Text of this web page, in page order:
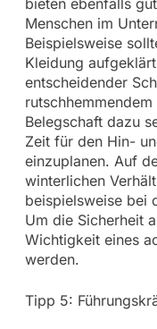
bieten ebenfalls
Menschen im
Beispielsweise
Kleidung
entscheidender
Belegschaft dazu
Zeit für den Hin-
einzuplanen. Auf
winterlichen
beispielsweise bei
Um die Sicherheit
Wichtigkeit eines
werden.
Tipp 5: